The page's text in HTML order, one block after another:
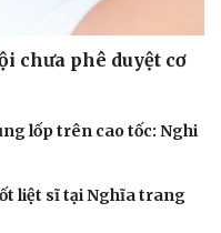
chưa phê duyệt cơ
lốp trên cao tốc: Nghi
liệt sĩ tại Nghĩa trang